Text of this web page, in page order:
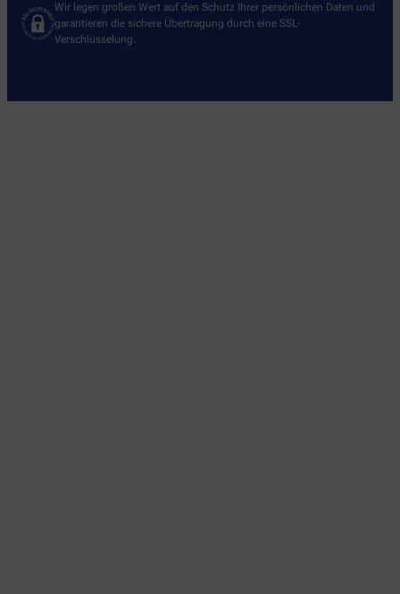
Wir legen großen Wert auf den Schutz Ihrer persönlichen Daten und
garantieren die sichere Übertragung durch eine SSL-
Verschlüsselung.